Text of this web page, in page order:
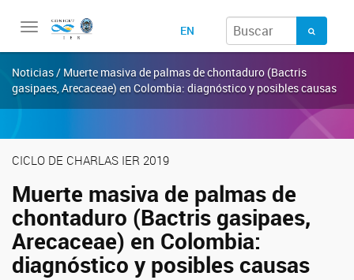
Toggle
EN
Noticias / Muerte masiva de palmas de chontaduro (Bactris
gasipaes, Arecaceae) en Colombia: diagnóstico y posibles causas
CICLO DE CHARLAS IER 2019
Muerte masiva de palmas de
chontaduro (Bactris gasipaes,
Arecaceae) en Colombia:
diagnóstico y posibles causas